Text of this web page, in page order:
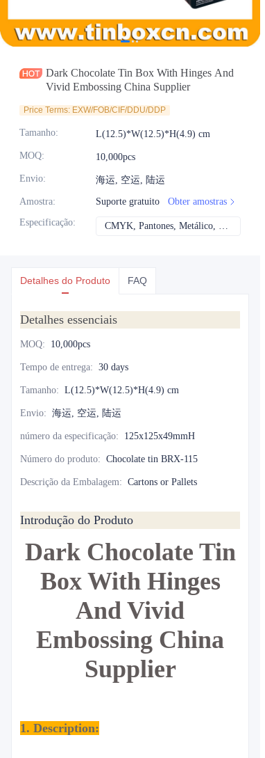
Dark Chocolate Tin Box With Hinges And
Vivid Embossing China Supplier
Price Terms: EXW/FOB/CIF/DDU/DDP
Tamanho: L(12.5)*W(12.5)*H(4.9) cm
MOQ: 10,000pcs
Envio: 海运, 空运, 陆运
Amostra: Suporte gratuito
Obter amostras
Especificação: CMYK, Pantones, Metálico, Cor direta etc
Detalhes do Produto FAQ
Detalhes essenciais
MOQ: 10,000pcs
Tempo de entrega: 30 days
Tamanho: L(12.5)*W(12.5)*H(4.9) cm
Envio: 海运, 空运, 陆运
número da especificação: 125x125x49mmH
Número do produto: Chocolate tin BRX-115
Descrição da Embalagem: Cartons or Pallets
Introdução do Produto
Dark Chocolate Tin
Box With Hinges
And Vivid
Embossing China
Supplier
1. Description:
Notícias